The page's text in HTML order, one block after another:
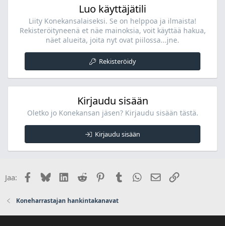
Luo käyttäjätili
Liity Konekansalaiseksi. Se on helppoa ja ilmaista!
Rekisteröityneenä et näe mainoksia, voit käyttää hakua,
näet alueita, joita nyt ovat piilossa...jne.
Rekisteröidy
Kirjaudu sisään
Oletko jo Konekansan jäsen? Kirjaudu sisään tästä.
Kirjaudu sisään
Jaa: Facebook
BlueskyLinkedIn
Reddit PinterestTumblr WhatsApp
Sähköposti
Linkki
Koneharrastajan hankintakanavat